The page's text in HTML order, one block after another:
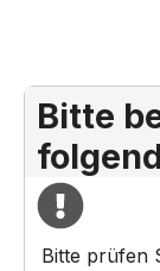
Bitte
Bitte prüfen